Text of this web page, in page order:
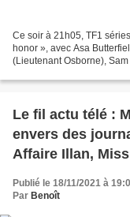
Ce soir à 21h05, TF1
honor », avec Asa
(Lieutenant Osborne),
Le fil actu télé :
envers des
Affaire Illan,
Publié le 18/11/2021 à
Par Benoît